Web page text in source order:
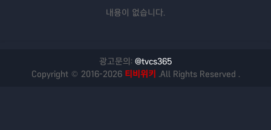
내용이 없습니다.
광고문의: @tvcs365
Copyright © 2016-2026 티비위키 .All Rights Reserved .